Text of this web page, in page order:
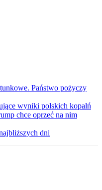
Państwo pożyczy
wyniki polskich kopalń
chce oprzeć na nim
dni